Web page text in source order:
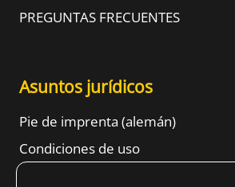
PREGUNTAS FRECUENTES
Asuntos jurídicos
Pie de imprenta (alemán)
Condiciones de uso